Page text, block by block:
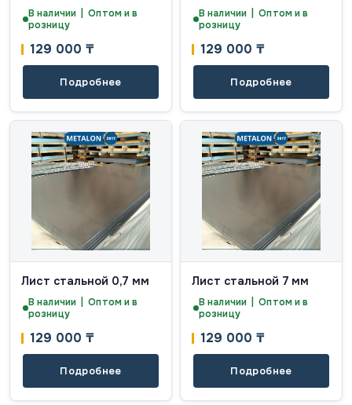
В наличии | Оптом и в
розницу
129 000 ₸
Подробнее
В наличии | Оптом и в
розницу
129 000 ₸
Подробнее
Лист стальной 0,7 мм
В наличии | Оптом и в
розницу
129 000 ₸
Подробнее
Лист стальной 7 мм
В наличии | Оптом и в
розницу
129 000 ₸
Подробнее